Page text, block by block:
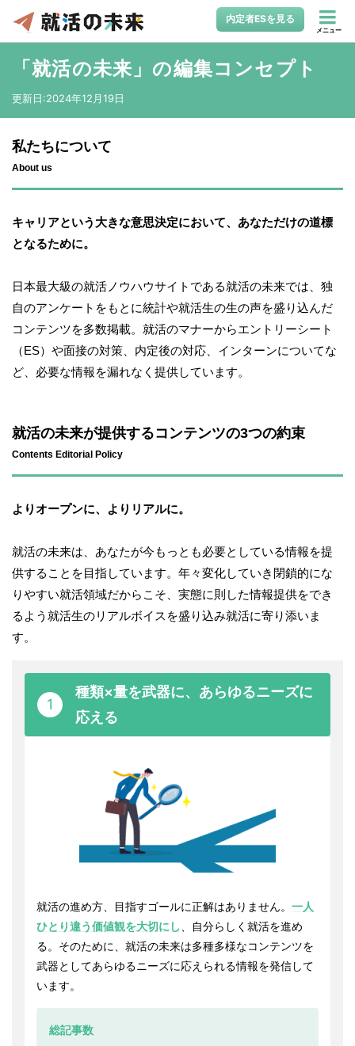
内定者ESを見る
メニュー
「就活の未来」の編集コンセプト
更新日:2024年12月19日
私たちについて
About us
キャリアという大きな意思決定において、あなただけの道標
となるために。
日本最大級の就活ノウハウサイトである就活の未来では、独
自のアンケートをもとに統計や就活生の生の声を盛り込んだ
コンテンツを多数掲載。就活のマナーからエントリーシート
（ES）や面接の対策、内定後の対応、インターンについてな
ど、必要な情報を漏れなく提供しています。
就活の未来が提供するコンテンツの3つの約束
Contents Editorial Policy
よりオープンに、よりリアルに。
就活の未来は、あなたが今もっとも必要としている情報を提
供することを目指しています。年々変化していき閉鎖的にな
りやすい就活領域だからこそ、実態に則した情報提供をでき
るよう就活生のリアルボイスを盛り込み就活に寄り添いま
す。
1
種類×量を武器に、あらゆるニーズに
応える
就活の進め方、目指すゴールに正解はありません。 一人
ひとり違う価値観を大切にし 、自分らしく就活を進め
る。そのために、就活の未来は多種多様なコンテンツを
武器としてあらゆるニーズに応えられる情報を発信して
います。
総記事数